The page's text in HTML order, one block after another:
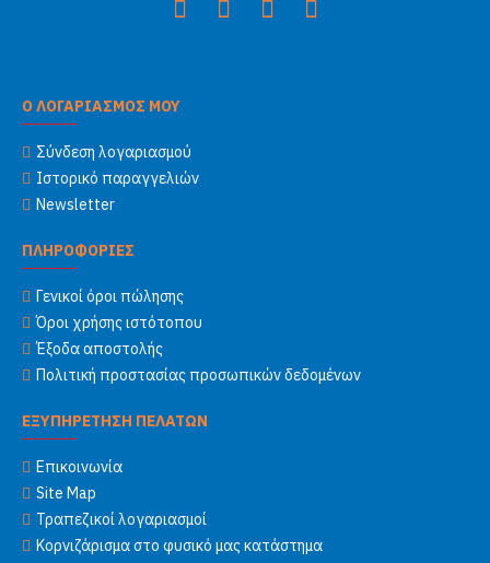
Ο ΛΟΓΑΡΙΑΣΜΟΣ ΜΟΥ
Σύνδεση λογαριασμού
Ιστορικό παραγγελιών
Newsletter
ΠΛΗΡΟΦΟΡΙΕΣ
Γενικοί όροι πώλησης
Όροι χρήσης ιστότοπου
Έξοδα αποστολής
Πολιτική προστασίας προσωπικών δεδομένων
ΕΞΥΠΗΡΕΤΗΣΗ ΠΕΛΑΤΩΝ
Επικοινωνία
Site Map
Τραπεζικοί λογαριασμοί
Κορνιζάρισμα στο φυσικό μας κατάστημα